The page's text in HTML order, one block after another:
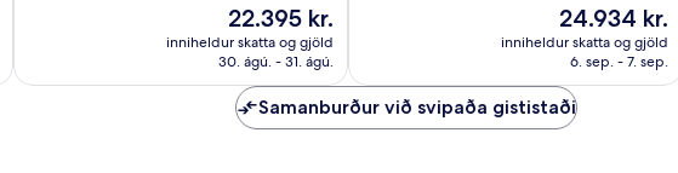
Verðið
er
22.395 kr.
22.395 kr.
inniheldur skatta og gjöld
30. ágú. - 31. ágú.
Verðið
er
24.934 kr.
24.934 kr.
inniheldur skatta og gjöld
6. sep. - 7. sep.
Samanburður við svipaða gististaði